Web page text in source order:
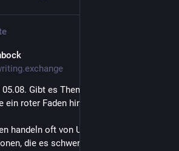
05.08. Gibt es Themen, die sich durch
roter Faden hindurchziehen?
handeln oft von Underdogs, von
die es schwer haben, aus